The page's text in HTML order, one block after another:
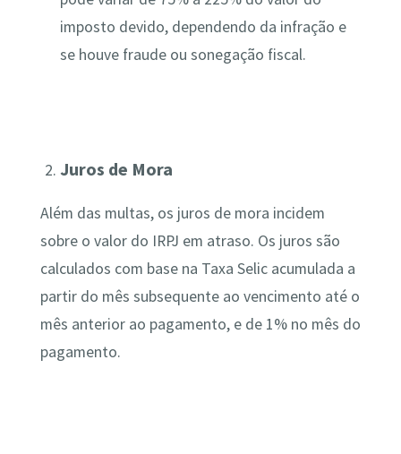
imposto devido, dependendo da infração e
se houve fraude ou sonegação fiscal.
Juros de Mora
Além das multas, os juros de mora incidem
sobre o valor do IRPJ em atraso. Os juros são
calculados com base na Taxa Selic acumulada a
partir do mês subsequente ao vencimento até o
mês anterior ao pagamento, e de 1% no mês do
pagamento.